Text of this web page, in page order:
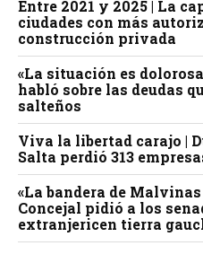
Entre 2021 y 2025 | La
ciudades con más
construcción privada
«La situación es
habló sobre las deudas
salteños
Viva la libertad carajo |
Salta perdió 313
«La bandera de
Concejal pidió a los
extranjericen tierra